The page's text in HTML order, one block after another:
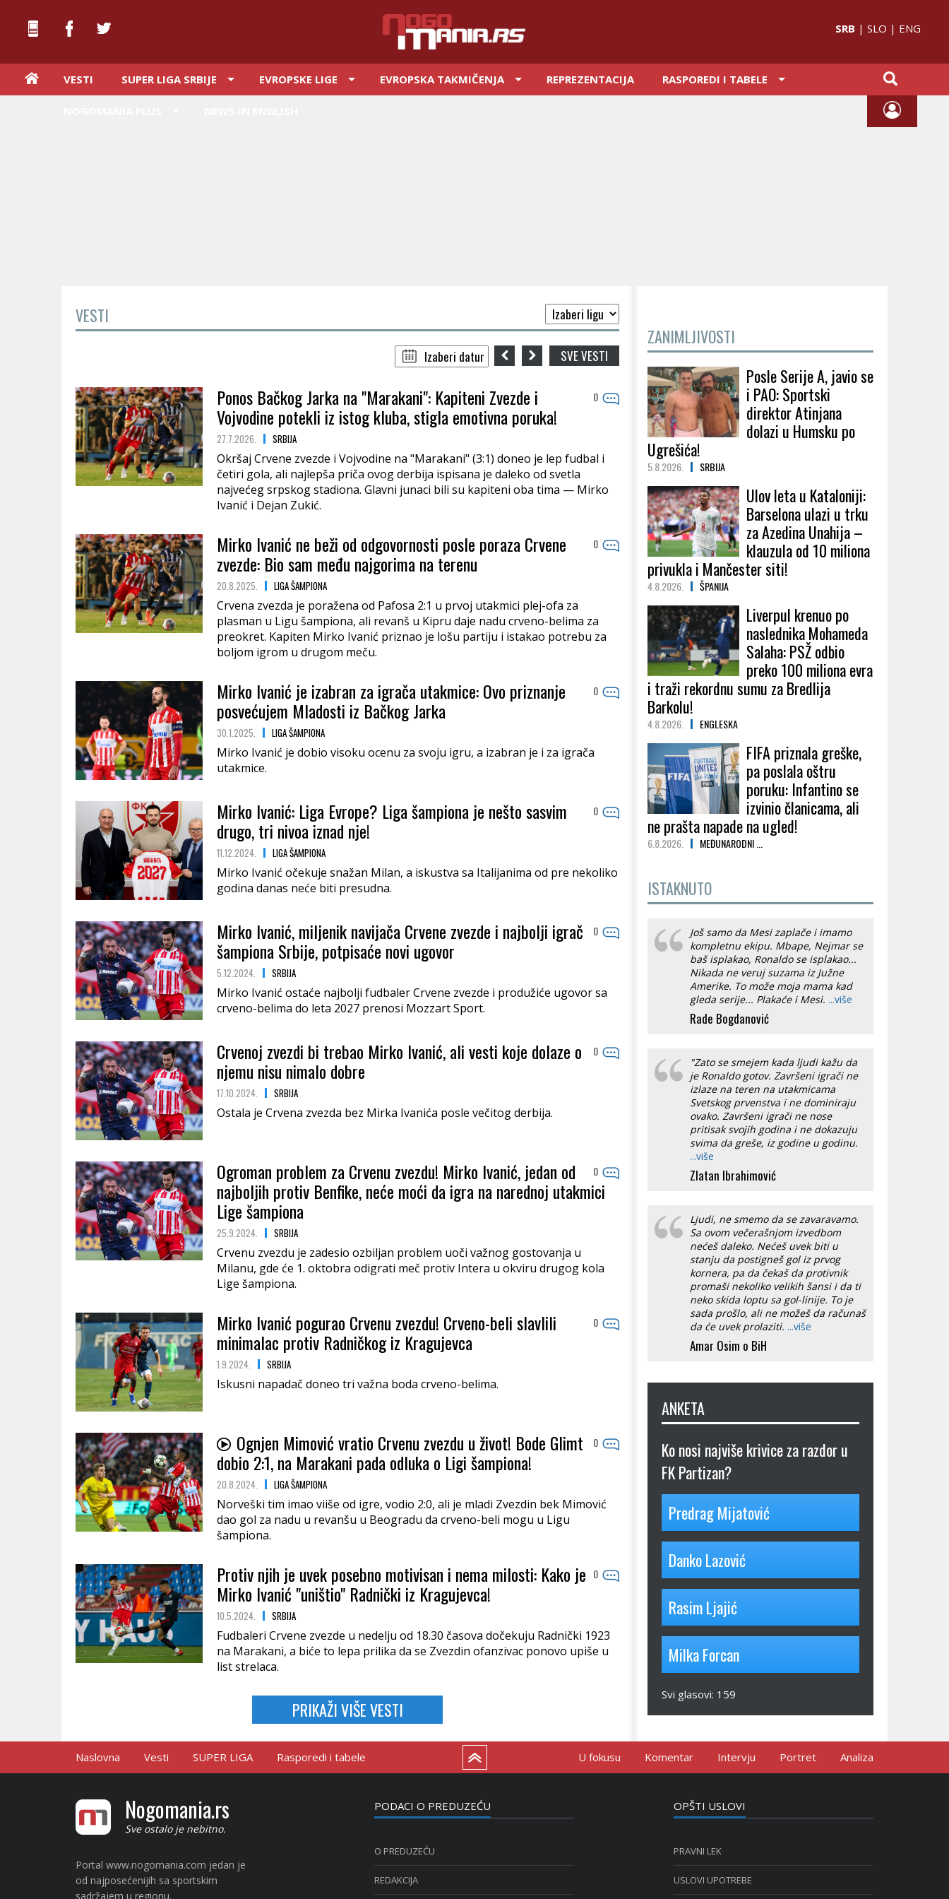
SRB | SLO | ENG
VESTI SUPER LIGA SRBIJE EVROPSKE LIGE EVROPSKA TAKMIČENJA REPREZENTACIJA RASPOREDI I TABELE
VESTI
SVE VESTI
0
Ponos Bačkog Jarka na "Marakani": Kapiteni Zvezde i
Vojvodine potekli iz istog kluba, stigla emotivna poruka!
27.7.2026. SRBIJA
Okršaj Crvene zvezde i Vojvodine na "Marakani" (3:1) doneo je lep fudbal i
četiri gola, ali najlepša priča ovog derbija ispisana je daleko od svetla
najvećeg srpskog stadiona. Glavni junaci bili su kapiteni oba tima — Mirko
Ivanić i Dejan Zukić.
0
Mirko Ivanić ne beži od odgovornosti posle poraza Crvene
zvezde: Bio sam među najgorima na terenu
20.8.2025. LIGA ŠAMPIONA
Crvena zvezda je poražena od Pafosa 2:1 u prvoj utakmici plej-ofa za
plasman u Ligu šampiona, ali revanš u Kipru daje nadu crveno-belima za
preokret. Kapiten Mirko Ivanić priznao je lošu partiju i istakao potrebu za
boljom igrom u drugom meču.
0
Mirko Ivanić je izabran za igrača utakmice: Ovo priznanje
posvećujem Mladosti iz Bačkog Jarka
30.1.2025. LIGA ŠAMPIONA
Mirko Ivanić je dobio visoku ocenu za svoju igru, a izabran je i za igrača
utakmice.
0
Mirko Ivanić: Liga Evrope? Liga šampiona je nešto sasvim
drugo, tri nivoa iznad nje!
11.12.2024. LIGA ŠAMPIONA
Mirko Ivanić očekuje snažan Milan, a iskustva sa Italijanima od pre nekoliko
godina danas neće biti presudna.
0
Mirko Ivanić, miljenik navijača Crvene zvezde i najbolji igrač
šampiona Srbije, potpisaće novi ugovor
5.12.2024. SRBIJA
Mirko Ivanić ostaće najbolji fudbaler Crvene zvezde i produžiće ugovor sa
crveno-belima do leta 2027 prenosi Mozzart Sport.
0
Crvenoj zvezdi bi trebao Mirko Ivanić, ali vesti koje dolaze o
njemu nisu nimalo dobre
17.10.2024. SRBIJA
Ostala je Crvena zvezda bez Mirka Ivanića posle večitog derbija.
0
Ogroman problem za Crvenu zvezdu! Mirko Ivanić, jedan od
najboljih protiv Benfike, neće moći da igra na narednoj utakmici
Lige šampiona
25.9.2024. SRBIJA
Crvenu zvezdu je zadesio ozbiljan problem uoči važnog gostovanja u
Milanu, gde će 1. oktobra odigrati meč protiv Intera u okviru drugog kola
Lige šampiona.
0
Mirko Ivanić pogurao Crvenu zvezdu! Crveno-beli slavlili
minimalac protiv Radničkog iz Kragujevca
1.9.2024. SRBIJA
Iskusni napadač doneo tri važna boda crveno-belima.
0
Ognjen Mimović vratio Crvenu zvezdu u život! Bode Glimt
dobio 2:1, na Marakani pada odluka o Ligi šampiona!
20.8.2024. LIGA ŠAMPIONA
Norveški tim imao viiše od igre, vodio 2:0, ali je mladi Zvezdin bek Mimović
dao gol za nadu u revanšu u Beogradu da crveno-beli mogu u Ligu
šampiona.
0
Protiv njih je uvek posebno motivisan i nema milosti: Kako je
Mirko Ivanić "uništio" Radnički iz Kragujevca!
10.5.2024. SRBIJA
Fudbaleri Crvene zvezde u nedelju od 18.30 časova dočekuju Radnički 1923
na Marakani, a biće to lepa prilika da se Zvezdin ofanzivac ponovo upiše u
list strelaca.
PRIKAŽI VIŠE VESTI
ZANIMLJIVOSTI
Posle Serije A, javio se
i PAO: Sportski
direktor Atinjana
dolazi u Humsku po
Ugrešića!
5.8.2026. SRBIJA
Ulov leta u Kataloniji:
Barselona ulazi u trku
za Azedina Unahija –
klauzula od 10 miliona
privukla i Mančester siti!
4.8.2026. ŠPANIJA
Liverpul krenuo po
naslednika Mohameda
Salaha: PSŽ odbio
preko 100 miliona evra
i traži rekordnu sumu za Bredlija
Barkolu!
4.8.2026. ENGLESKA
FIFA priznala greške,
pa poslala oštru
poruku: Infantino se
izvinio članicama, ali
ne prašta napade na ugled!
6.8.2026. MEĐUNARODNI ...
ISTAKNUTO
Još samo da Mesi zaplače i imamo
kompletnu ekipu. Mbape, Nejmar se
baš isplakao, Ronaldo se isplakao...
Nikada ne veruj suzama iz Južne
Amerike. To može moja mama kad
gleda serije... Plakaće i Mesi. ...više
Rade Bogdanović
"Zato se smejem kada ljudi kažu da
je Ronaldo gotov. Završeni igrači ne
izlaze na teren na utakmicama
Svetskog prvenstva i ne dominiraju
ovako. Završeni igrači ne nose
pritisak svojih godina i ne dokazuju
svima da greše, iz godine u godinu.
...više
Zlatan Ibrahimović
Ljudi, ne smemo da se zavaravamo.
Sa ovom večerašnjom izvedbom
nećeš daleko. Nećeš uvek biti u
stanju da postigneš gol iz prvog
kornera, pa da čekaš da protivnik
promaši nekoliko velikih šansi i da ti
neko skida loptu sa gol-linije. To je
sada prošlo, ali ne možeš da računaš
da će uvek prolaziti. ...više
Amar Osim o BiH
ANKETA
Ko nosi najviše krivice za razdor u
FK Partizan?
Predrag Mijatović
Danko Lazović
Rasim Ljajić
Milka Forcan
Svi glasovi: 159
Naslovna Vesti SUPER LIGA Rasporedi i tabele U fokusu Komentar Intervju Portret Analiza
Nogomania.rs
Sve ostalo je nebitno.
Portal www.nogomania.com jedan je
od najposećenijih sa sportskim
sadržajem u regionu.
PODACI O PREDUZEĆU
O PREDUZEĆU
REDAKCIJA
OPŠTI USLOVI
PRAVNI LEK
USLOVI UPOTREBE